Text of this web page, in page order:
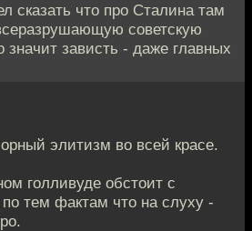
сказать что про Сталина там
советскую
значит зависть - даже главных
элитизм во всей красе.
голливуде обстоит с
тем фактам что на слуху -